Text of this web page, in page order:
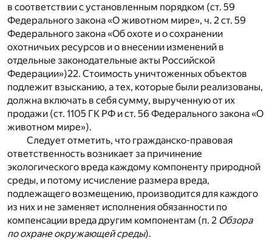
в соответствии с установленным порядком (ст. 59
Федерального закона «О животном мире», ч. 2 ст. 59
Федерального закона «Об охоте и о сохранении
охотничьих ресурсов и о внесении изменений в
отдельные законодательные акты Российской
Федерации»)22. Стоимость уничтоженных объектов
подлежит взысканию, а тех, которые были реализованы,
должна включать в себя сумму, вырученную от их
продажи (ст. 1105 ГК РФ и ст. 56 Федерального закона «О
животном мире»).
Следует отметить, что гражданско-правовая
ответственность возникает за причинение
экологического вреда каждому компоненту природной
среды, и потому исчисление размера вреда,
подлежащего возмещению, производится для каждого
из них и не заменяет исполнения обязанности по
компенсации вреда другим компонентам (п. 2 Обзора
по охране окружающей среды).